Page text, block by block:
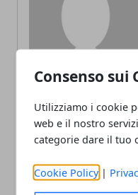
Consenso sui
Utilizziamo i cookie
web e il nostro
categorie dare il tuo
Cookie Policy |
ARTICOLI CORRELATI